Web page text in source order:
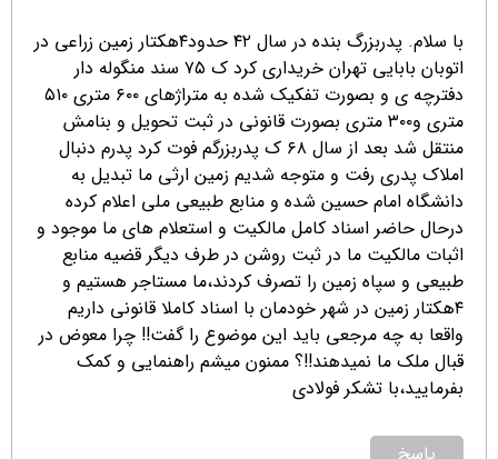
با سلام. پدربزرگ بنده در سال ۴۲ حدود۴هکتار زمین زراعی در
اتوبان بابایی تهران خریداری کرد ک ۷۵ سند منگوله دار
دفترچه ی و بصورت تفکیک شده به متراژهای ۶۰۰ متری ۵۱۰
متری و۳۰۰ متری بصورت قانونی در ثبت تحویل و بنامش
منتقل شد بعد از سال ۶۸ ک پدربزرگم فوت کرد پدرم دنبال
املاک پدری رفت و متوجه شدیم زمین ارثی ما تبدیل به
دانشگاه امام حسین شده و منابع طبیعی ملی اعلام کرده
درحال حاضر اسناد کامل مالکیت و استعلام های ما موجود و
اثبات مالکیت ما در ثبت روشن در طرف دیگر قضیه منابع
طبیعی و سپاه زمین را تصرف کردند،ما مستاجر هستیم و
۴هکتار زمین در شهر خودمان با اسناد کاملا قانونی داریم
واقعا به چه مرجعی باید این موضوع را گفت!! چرا معوض در
قبال ملک ما نمیدهند!!؟ ممنون میشم راهنمایی و کمک
بفرمایید،با تشکر فولادی